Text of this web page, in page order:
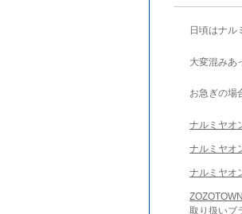
日頃はナル
大変混みあ
お急ぎの場
ナルミヤオ
ナルミヤオ
ナルミヤオ
取り扱いブ